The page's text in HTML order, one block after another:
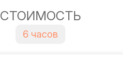
СТОИМОСТЬ
6 часов